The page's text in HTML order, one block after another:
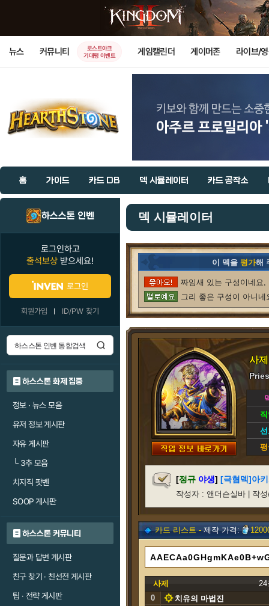
뉴스 커뮤니티
로스트아크
기대평 이벤트
게임캘린더 게이머존 라이브/
홈 가이드 카드 DB 덱 시뮬레이터 카드 공작소
하스스톤 인벤
로그인하고
출석보상 받으세요!
로그인
회원가입 ID/PW 찾기
하스스톤 화제 집중
정보 · 뉴스 모음
유저 정보 게시판
자유 게시판
└3추 모음
치지직 팟벤
SOOP 게시판
하스스톤 커뮤니티
질문과 답변 게시판
친구 찾기 · 친선전 게시판
팁 · 전략 게시판
덱 시뮬레이터
이 덱을 평가해
짜임새 있는 구성이네요,
그리 좋은 구성이 아니네
사
[정규 야생] [극혐덱]아
작성자 : 앤더슨실바 | 작
카드 리스트 -제작 가격:
사제
24
0
치유의 마법진